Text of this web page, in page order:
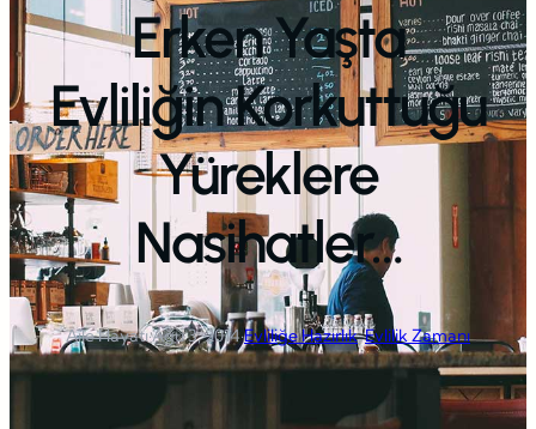
Erken Yaşta
Evliliğin Korkuttuğu
Yüreklere
Nasihatler…
Aile Hayatı·Ağu 3, 2014·Evliliğe Hazırlık, Evlilik Zamanı